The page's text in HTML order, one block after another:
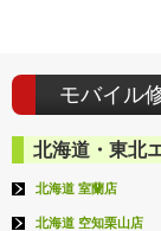
モバイル
北海道・東北
北海道 室蘭店
北海道 空知栗山店